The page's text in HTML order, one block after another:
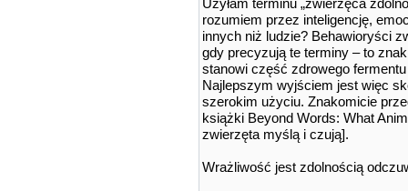
Użyłam terminu „zwierzęca
rozumiem przez inteligencję,
innych niż ludzie? Behawioryści
gdy precyzują te terminy – to
stanowi część zdrowego
Najlepszym wyjściem jest więc
szerokim użyciu. Znakomicie
książki Beyond Words: What
zwierzęta myślą i czują].
Wrażliwość jest zdolnością